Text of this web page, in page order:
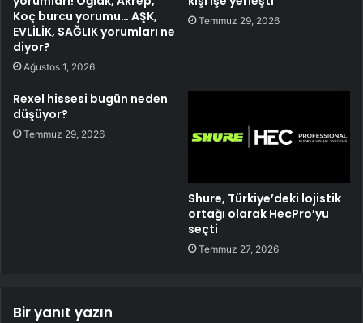
Koç burcu yorumu… AŞK,
EVLİLİK, SAĞLIK yorumları ne
diyor?
Ağustos 1, 2026
Temmuz 29, 2026
Rexel hissesi bugün neden
düşüyor?
Temmuz 29, 2026
Shure, Türkiye’deki lojistik
ortağı olarak HecPro’yu
seçti
Temmuz 27, 2026
Bir yanıt yazın